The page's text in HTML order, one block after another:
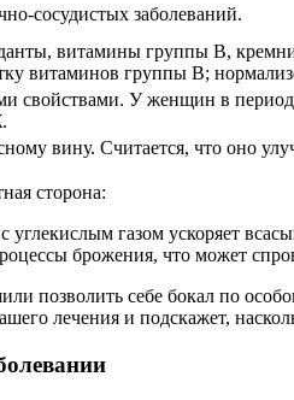
сосудистых заболеваний.
витамины группы B,
витаминов группы B;
свойствами. У женщин в
вину. Считается, что оно
сторона:
углекислым газом ускоряет
брожения, что может
позволить себе бокал по
лечения и подскажет,